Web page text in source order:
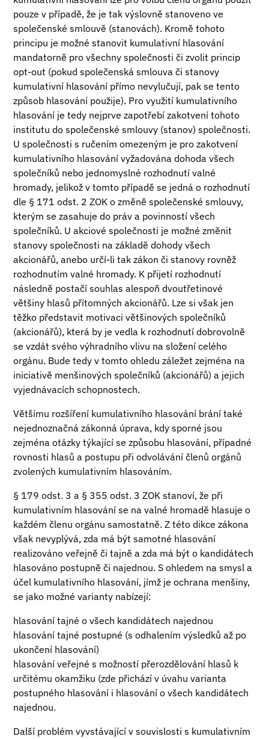
pouze v případě, že je tak výslovně stanoveno ve
společenské smlouvě (stanovách). Kromě tohoto
principu je možné stanovit kumulativní hlasování
mandatorně pro všechny společnosti či zvolit princip
opt-out (pokud společenská smlouva či stanovy
kumulativní hlasování přímo nevylučují, pak se tento
způsob hlasování použije). Pro využití kumulativního
hlasování je tedy nejprve zapotřebí zakotvení tohoto
institutu do společenské smlouvy (stanov) společnosti.
U společnosti s ručením omezeným je pro zakotvení
kumulativního hlasování vyžadována dohoda všech
společníků nebo jednomyslné rozhodnutí valné
hromady, jelikož v tomto případě se jedná o rozhodnutí
dle § 171 odst. 2 ZOK o změně společenské smlouvy,
kterým se zasahuje do práv a povinností všech
společníků. U akciové společnosti je možné změnit
stanovy společnosti na základě dohody všech
akcionářů, anebo určí-li tak zákon či stanovy rovněž
rozhodnutím valné hromady. K přijetí rozhodnutí
následně postačí souhlas alespoň dvoutřetinové
většiny hlasů přítomných akcionářů. Lze si však jen
těžko představit motivaci většinových společníků
(akcionářů), která by je vedla k rozhodnutí dobrovolně
se vzdát svého výhradního vlivu na složení celého
orgánu. Bude tedy v tomto ohledu záležet zejména na
iniciativě menšinových společníků (akcionářů) a jejich
vyjednávacích schopnostech.
Většímu rozšíření kumulativního hlasování brání také
nejednoznačná zákonná úprava, kdy sporné jsou
zejména otázky týkající se způsobu hlasování, případné
rovnosti hlasů a postupu při odvolávání členů orgánů
zvolených kumulativním hlasováním.
§ 179 odst. 3 a § 355 odst. 3 ZOK stanoví, že při
kumulativním hlasování se na valné hromadě hlasuje o
každém členu orgánu samostatně. Z této dikce zákona
však nevyplývá, zda má být samotné hlasování
realizováno veřejně či tajně a zda má být o kandidátech
hlasováno postupně či najednou. S ohledem na smysl a
účel kumulativního hlasování, jímž je ochrana menšiny,
se jako možné varianty nabízejí:
hlasování tajné o všech kandidátech najednou
hlasování tajné postupné (s odhalením výsledků až po
ukončení hlasování)
hlasování veřejné s možností přerozdělování hlasů k
určitému okamžiku (zde přichází v úvahu varianta
postupného hlasování i hlasování o všech kandidátech
najednou.
Další problém vyvstávající v souvislosti s kumulativním